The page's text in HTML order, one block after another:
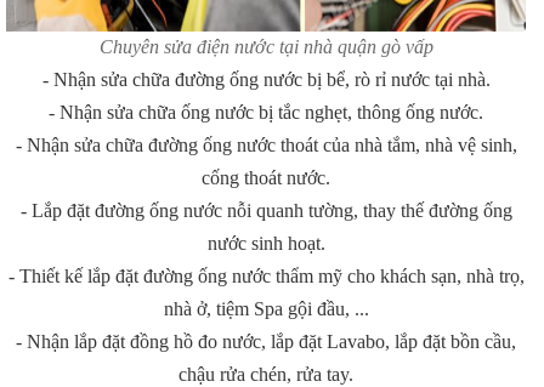
Chuyên sửa điện nước tại nhà quận gò vấp
- Nhận sửa chữa đường ống nước bị bể, rò rỉ nước tại nhà.
- Nhận sửa chữa ống nước bị tắc nghẹt, thông ống nước.
- Nhận sửa chữa đường ống nước thoát của nhà tắm, nhà vệ sinh,
cống thoát nước.
- Lắp đặt đường ống nước nỗi quanh tường, thay thế đường ống
nước sinh hoạt.
- Thiết kế lắp đặt đường ống nước thẩm mỹ cho khách sạn, nhà trọ,
nhà ở, tiệm Spa gội đầu, ...
- Nhận lắp đặt đồng hồ đo nước, lắp đặt Lavabo, lắp đặt bồn cầu,
chậu rửa chén, rửa tay.